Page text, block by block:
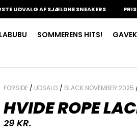
AF SJÆLDNE SNEAKERS
SOMMERENS HITS!
FORSIDE/ UDSALG/ BLACK NOVEMBER 2025
HVIDE ROPE
29 KR.